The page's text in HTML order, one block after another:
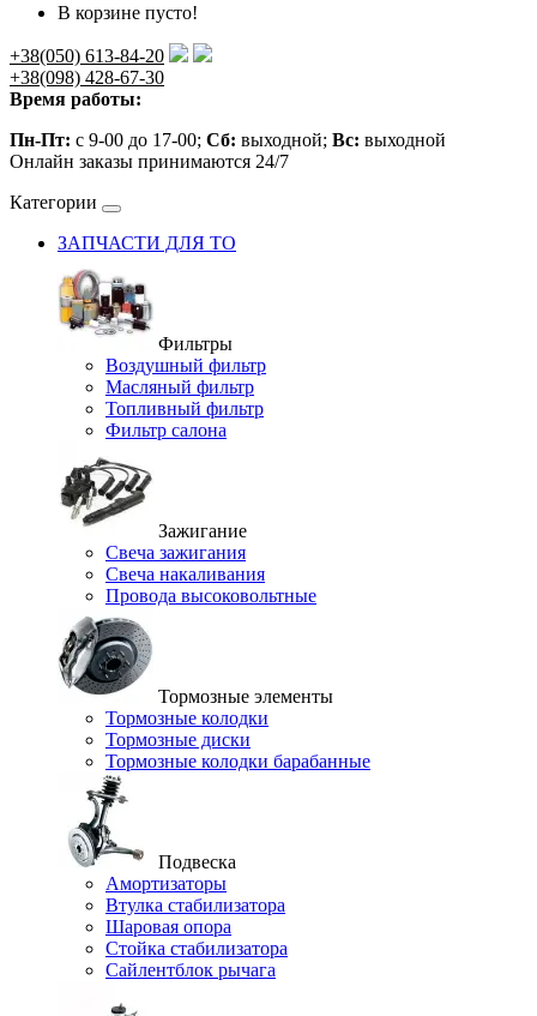
В корзине пусто!
+38(050) 613-84-20
+38(098) 428-67-30
Время работы:
Пн-Пт: с 9-00 до 17-00; Сб: выходной; Вс: выходной
Онлайн заказы принимаются 24/7
Категории
ЗАПЧАСТИ ДЛЯ ТО
Фильтры
Воздушный фильтр
Масляный фильтр
Топливный фильтр
Фильтр салона
Зажигание
Свеча зажигания
Свеча накаливания
Провода высоковольтные
Тормозные элементы
Тормозные колодки
Тормозные диски
Тормозные колодки барабанные
Подвеска
Амортизаторы
Втулка стабилизатора
Шаровая опора
Стойка стабилизатора
Сайлентблок рычага